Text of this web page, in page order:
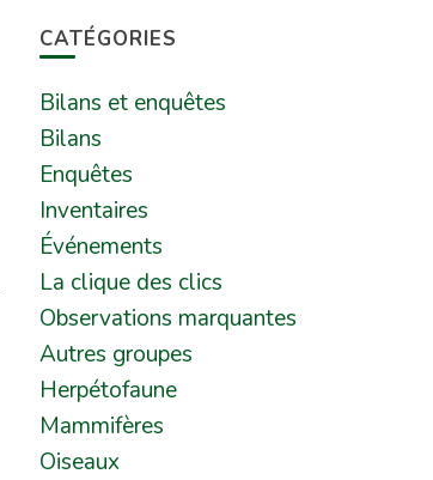
CATÉGORIES
Bilans et enquêtes
Bilans
Enquêtes
Inventaires
Événements
La clique des clics
Observations marquantes
Autres groupes
Herpétofaune
Mammifères
Oiseaux